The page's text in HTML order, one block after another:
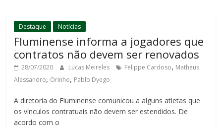
Destaque Notícias
Fluminense informa a jogadores que
contratos não devem ser renovados
28/07/2020 Lucas Meireles Felippe Cardoso, Matheus
Alessandro, Orinho, Pablo Dyego
A diretoria do Fluminense comunicou a alguns atletas que
os vínculos contratuais não devem ser estendidos. De
acordo com o